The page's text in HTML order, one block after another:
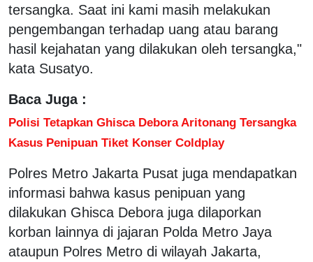
tersangka. Saat ini kami masih melakukan
pengembangan terhadap uang atau barang
hasil kejahatan yang dilakukan oleh tersangka,"
kata Susatyo.
Baca Juga :
Polisi Tetapkan Ghisca Debora Aritonang Tersangka
Kasus Penipuan Tiket Konser Coldplay
Polres Metro Jakarta Pusat juga mendapatkan
informasi bahwa kasus penipuan yang
dilakukan Ghisca Debora juga dilaporkan
korban lainnya di jajaran Polda Metro Jaya
ataupun Polres Metro di wilayah Jakarta,